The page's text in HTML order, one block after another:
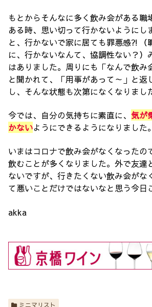
もとからそんなに多く飲み会がある職
ある時、思い切って行かないようにし
と、行かないで家に居ても罪悪感⁈（
に、行かないなんて、協調性ない？）
はありました。周りにも「なんで飲み
と聞かれて、「用事があって～」と返
し、そんな状態も次第になくなりまし
今では、自分の気持ちに素直に、 気が
かないようにできるようになりました。
いまはコロナで飲み会がなくなったの
飲むことが多くなりました。外で友達
ないですが、行きたくない飲み会がな
て悪いことだけではないなと思う今日
akka
ミニマリスト